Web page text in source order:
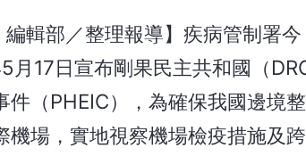
編輯部／整理報導】疾病管制署
5月17日宣布剛果民主共和國（
件（PHEIC），為確保我國邊境
機場，實地視察機場檢疫措施及